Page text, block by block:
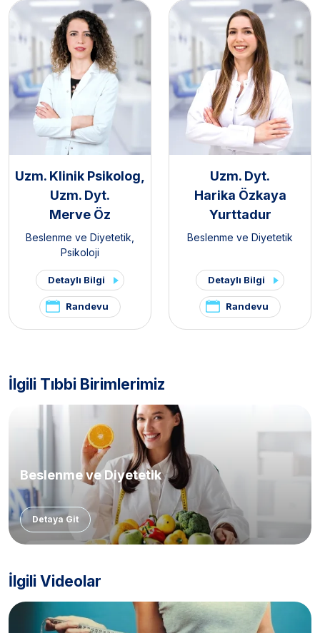
Uzm. Klinik Psikolog,
Uzm. Dyt.
Merve Öz
Beslenme ve Diyetetik
Psikoloji
Detaylı Bilgi
Randevu
Uzm. Dyt.
Harika Özkaya
Yurttadur
Beslenme ve Diyetetik
Detaylı Bilgi
Randevu
İlgili Tıbbi Birimlerimiz
Beslenme ve Diyetetik
Detaya Git
İlgili Videolar